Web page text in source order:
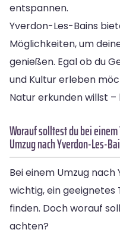
entspannen.
Yverdon-Les-Bains
Möglichkeiten, um
genießen. Egal ob du
und Kultur erleben
Natur erkunden willst
Worauf solltest du bei
Umzug nach Yverdon-Les-
Bei einem Umzug
wichtig, ein
finden. Doch worauf
achten?